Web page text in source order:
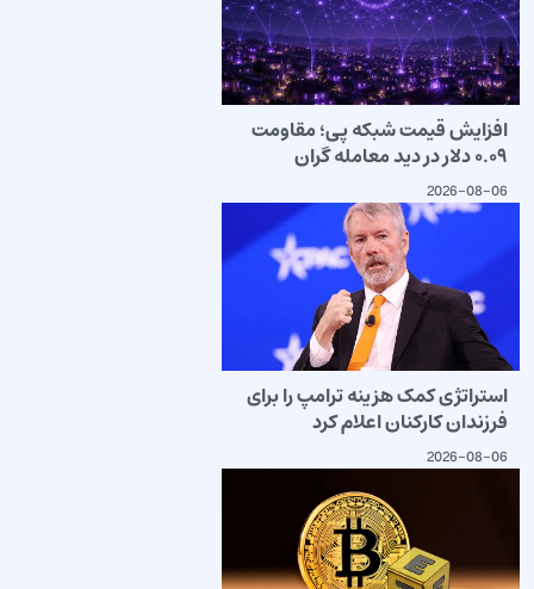
افزایش قیمت شبکه پی؛ مقاومت
۰.۰۹ دلار در دید معامله گران
2026-08-06
استراتژی کمک هزینه ترامپ را برای
فرزندان کارکنان اعلام کرد
2026-08-06